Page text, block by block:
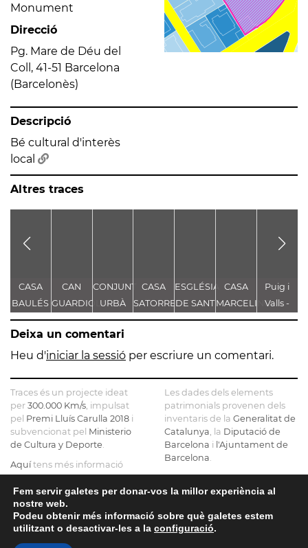
Monument
Direcció
Pg. Mare de Déu del
Coll, 41-51 Barcelona
(Barcelonès)
Descripció
Bé cultural d'interès
local
Altres traces
CASA
BAULÉS
CAN
GUARDIOLA
CONJUNT
URBÀ
DE
L'HOSPITAL
PSIQUIATRIC
CASA
SATORRES
ESGLÉSIA
DE SANT
JOAN
CASA
MARCELINO
LUIS
Puig i
Valls -
Casa
Puig i
Deixa un comentari
Heu d'iniciar la sessió per escriure un comentari.
Traces és un projecte ideat
per 300.000 Km/s , impulsat
pel Premi Lluís Carulla 2018 i
subvencionat pel Ministerio
de Cultura y Deporte
Aquítens més informació
sobre el projecte
Si ens vols contactar pots fer-
ho a info@tracesmap.org
Les dades dels elements
patrimonials provenen dels
inventaris de la Generalitat de
Catalunya , la Diputació de
Barcelona i l'Ajuntament de
Barcelona
El mapa base ha estat
realitzat amb dades de la
, l'Institut Cartogràfic i
Geològic de Catalunya
Fem servir galetes per donar-vos la millor experiència al
nostre web.
Podeu obtenir més informació sobre què galetes estem
utilitzant o desactivar-les a la configuració.